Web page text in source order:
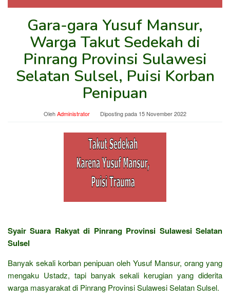
Gara-gara Yusuf Mansur,
Warga Takut Sedekah di
Pinrang Provinsi Sulawesi
Selatan Sulsel, Puisi Korban
Penipuan
OlehAdministrator Diposting pada 15 November 2022
Syair Suara Rakyat di Pinrang Provinsi Sulawesi Selatan
Sulsel
Banyak sekali korban penipuan oleh Yusuf Mansur, orang yang
mengaku Ustadz, tapi banyak sekali kerugian yang diderita
warga masyarakat di Pinrang Provinsi Sulawesi Selatan Sulsel.